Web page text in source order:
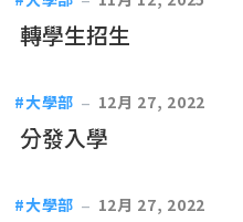
轉學生招生
大學部 12月 27, 2022
分發入學
大學部 12月 27, 2022